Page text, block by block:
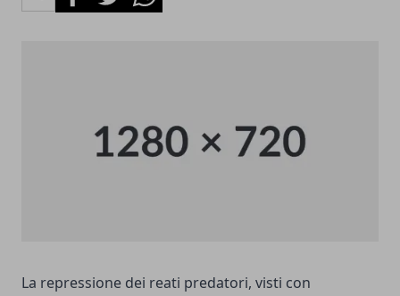
La repressione dei reati predatori, visti con